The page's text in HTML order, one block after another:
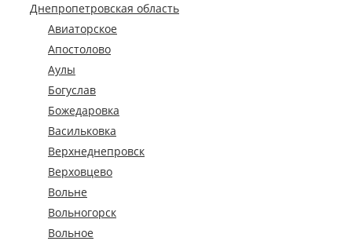
Днепропетровская область
Авиаторское
Апостолово
Аулы
Богуслав
Божедаровка
Васильковка
Верхнеднепровск
Верховцево
Вольне
Вольногорск
Вольное